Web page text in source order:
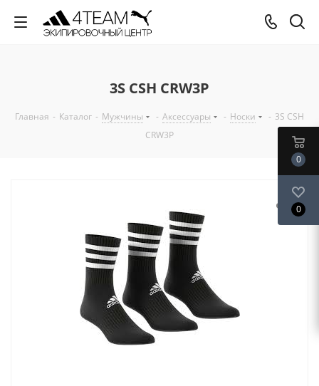
3S CSH CRW3P
Главная - Каталог - Мужчины - Аксессуары - Носки - 3S CSH
CRW3P
0
0